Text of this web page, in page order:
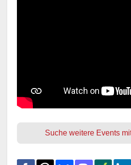
Suche weitere Events